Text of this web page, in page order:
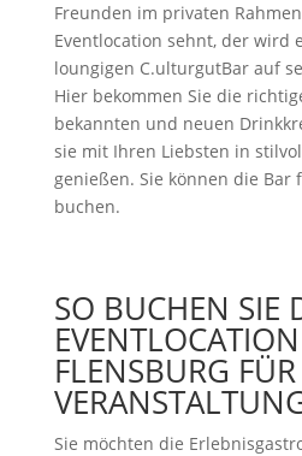
Freunden im privaten
Eventlocation sehnt, der wird
loungigen C.ulturgutBar auf
Hier bekommen Sie die
bekannten und neuen
sie mit Ihren Liebsten in
genießen. Sie können die Bar
buchen.
SO BUCHEN SIE
FLENSBURG
Sie möchten die